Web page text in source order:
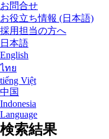
お問合せ
お役立ち情報 (日本語)
採用担当の方へ
日本語
English
ไทย
tiếng Việt
中国
Indonesia
Language
検索結果